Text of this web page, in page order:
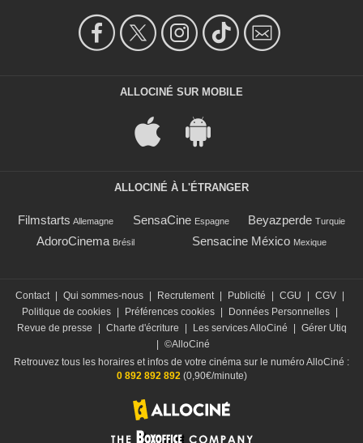
ALLOCINÉ SUR MOBILE
ALLOCINÉ À L'ÉTRANGER
Filmstarts Allemagne SensaCine Espagne Beyazperde Turquie
AdoroCinema Brésil Sensacine México Mexique
Contact | Qui sommes-nous | Recrutement | Publicité | CGU | CGV |
Politique de cookies | Préférences cookies | Données Personnelles |
Revue de presse
| Charte d'écriture | Les services AlloCiné | Gérer Utiq
| ©AlloCiné
Retrouvez tous les horaires et infos de votre cinéma sur le numéro AlloCiné :
0 892 892 892 (0,90€/minute)